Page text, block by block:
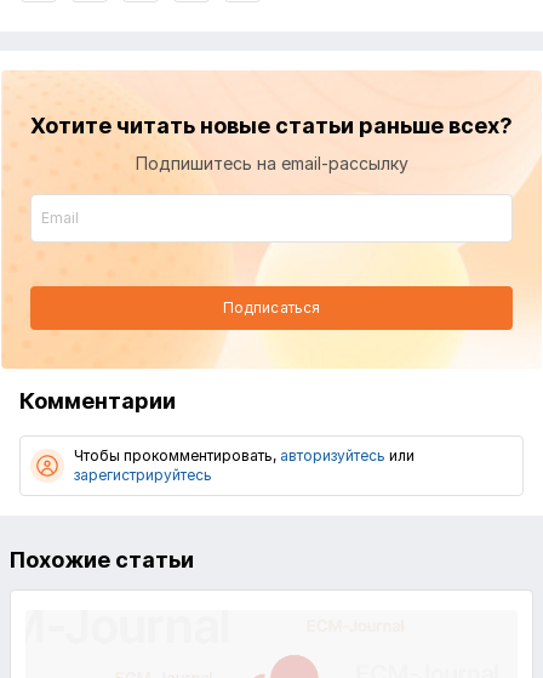
Хотите читать новые статьи раньше всех?
Подпишитесь на email-рассылку
Подписаться
Комментарии
Чтобы прокомментировать, авторизуйтесь или
зарегистрируйтесь
Похожие статьи